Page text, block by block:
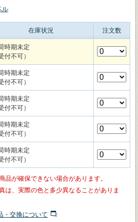
ル
在庫状況 注文数
時期未定
付不可）
時期未定
付不可）
時期未定
付不可）
時期未定
付不可）
時期未定
付不可）
品が確保できない場合があります。
は、実際の色と多少異なることがありま
・交換について